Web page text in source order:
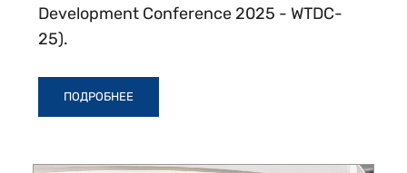
Development Conference 2025 - WTDC-
25).
ПОДРОБНЕЕ